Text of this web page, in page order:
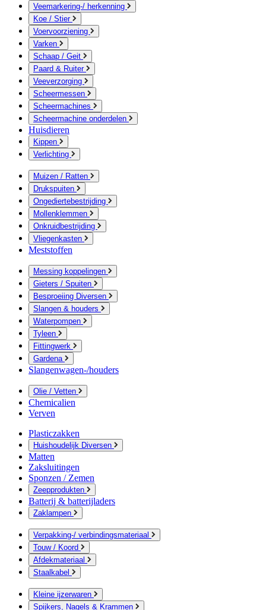
Veemarkering-/ herkenning
Koe / Stier
Voervoorziening
Varken
Schaap / Geit
Paard & Ruiter
Veeverzorging
Scheermessen
Scheermachines
Scheermachine onderdelen
Huisdieren
Kippen
Verlichting
Muizen / Ratten
Drukspuiten
Ongediertebestrijding
Mollenklemmen
Onkruidbestrijding
Vliegenkasten
Meststoffen
Messing koppelingen
Gieters / Spuiten
Besproeiing Diversen
Slangen & houders
Waterpompen
Tyleen
Fittingwerk
Gardena
Slangenwagen-/houders
Olie / Vetten
Chemicalien
Verven
Plasticzakken
Huishoudelijk Diversen
Matten
Zaksluitingen
Sponzen / Zemen
Zeepprodukten
Batterij & batterijladers
Zaklampen
Verpakking-/ verbindingsmateriaal
Touw / Koord
Afdekmateriaal
Staalkabel
Kleine ijzerwaren
Spijkers, Nagels & Krammen